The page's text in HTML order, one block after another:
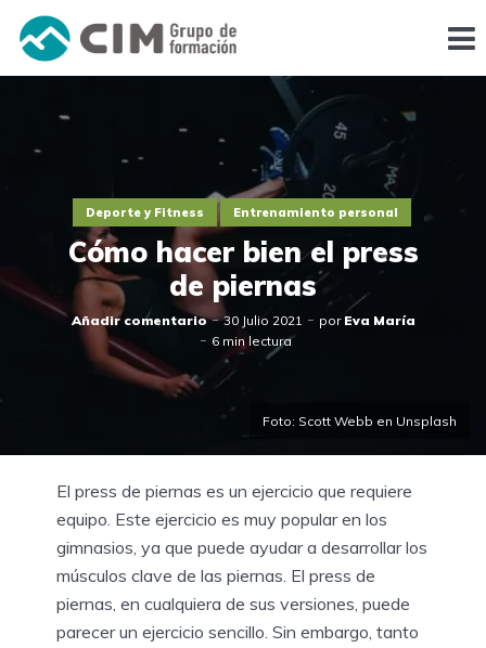
Foto: Scott Webb en Unsplash
Deporte y Fitness Entrenamiento personal
Cómo hacer bien el press
de piernas
Añadir comentario 30 Julio 2021 por Eva María
6 min lectura
El press de piernas es un ejercicio que requiere
equipo. Este ejercicio es muy popular en los
gimnasios, ya que puede ayudar a desarrollar los
músculos clave de las piernas. El press de
piernas, en cualquiera de sus versiones, puede
parecer un ejercicio sencillo. Sin embargo, tanto